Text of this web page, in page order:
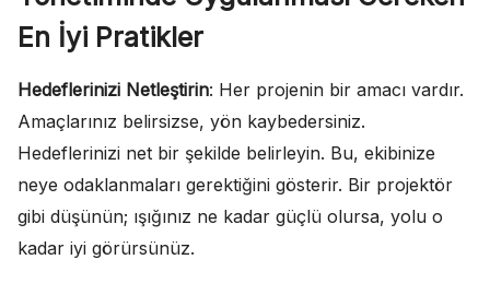
En İyi Pratikler
Hedeflerinizi Netleştirin: Her projenin bir amacı vardır.
Amaçlarınız belirsizse, yön kaybedersiniz.
Hedeflerinizi net bir şekilde belirleyin. Bu, ekibinize
neye odaklanmaları gerektiğini gösterir. Bir projektör
gibi düşünün; ışığınız ne kadar güçlü olursa, yolu o
kadar iyi görürsünüz.